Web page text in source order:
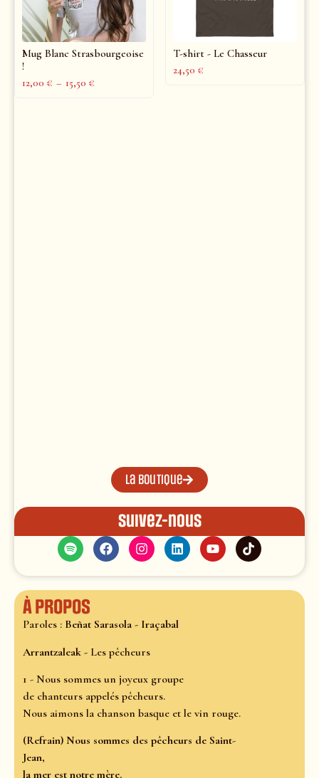
Mug Blanc Strasbourgeoise
!
12,00 € – 15,50 €
T-shirt - Le Chasseur
24,50 €
La boutique
Suivez-nous
À propos
Paroles : Beñat Sarasola - Iraçabal
Arrantzaleak - Les pêcheurs
1 - Nous sommes un joyeux groupe
de chanteurs appelés pêcheurs.
Nous aimons la chanson basque et le vin rouge.
(Refrain) Nous sommes des pêcheurs de Saint-
Jean,
la mer est notre mère.